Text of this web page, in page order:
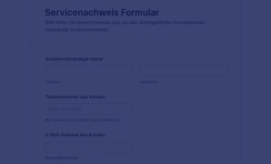
Farben ändern oder Widgets hinzufügen, um
relevante Informationen zu erfassen und das
verwenden, können Sie die Eingaben auf jedem
Kundenanfragen problemlos verfolgen. Sie können
technischen Servicevorgänge besser analysieren